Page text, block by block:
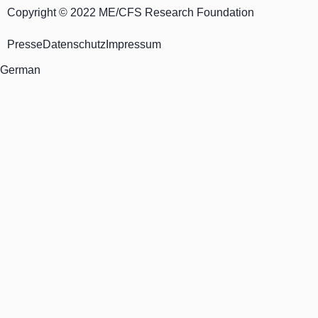
Copyright © 2022 ME/CFS Research Foundation
PresseDatenschutz Impressum
German